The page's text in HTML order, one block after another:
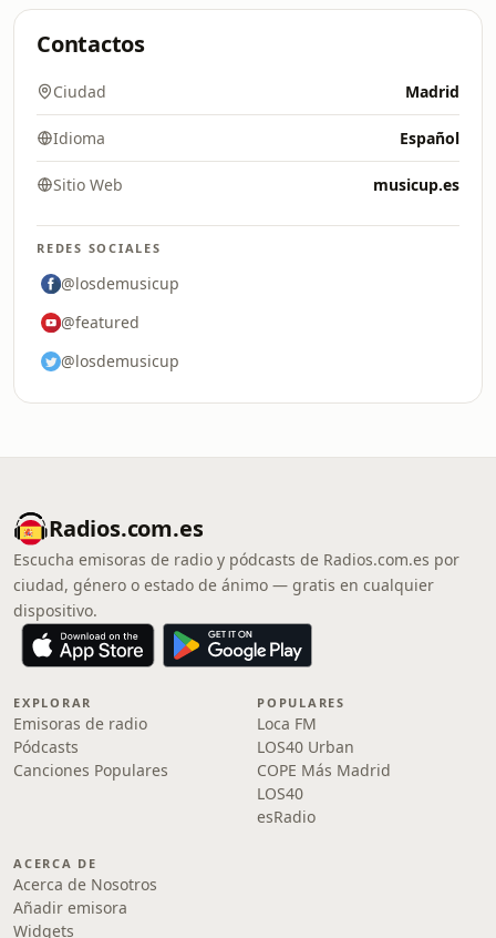
Contactos
Ciudad Madrid
Idioma Español
Sitio Web musicup.es
REDES SOCIALES
@losdemusicup
@featured
@losdemusicup
Radios.com.es
Escucha emisoras de radio y pódcasts de Radios.com.es por
ciudad, género o estado de ánimo — gratis en cualquier
dispositivo.
EXPLORAR
Emisoras de radio
Pódcasts
Canciones Populares
POPULARES
Loca FM
LOS40 Urban
COPE Más Madrid
LOS40
esRadio
ACERCA DE
Acerca de Nosotros
Añadir emisora
Widgets